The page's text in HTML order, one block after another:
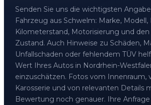
Senden Sie uns die wichtigsten
Fahrzeug aus Schwelm: Marke, Modell,
Kilometerstand, Motorisierung und
Zustand. Auch Hinweise zu Schäden,
Unfallschaden oder fehlendem TÜV
Wert Ihres Autos in Nordrhein-
einzuschätzen. Fotos vom Innenraum,
Karosserie und von relevanten Details
Bewertung noch genauer. Ihre